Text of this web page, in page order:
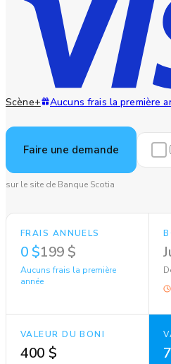
Scène+ Aucuns frais la première
Faire une demande
sur le site de Banque Scotia
FRAIS ANNUELS
0 $199 $
Aucuns frais la première
année
VALEUR DU BONI
400 $